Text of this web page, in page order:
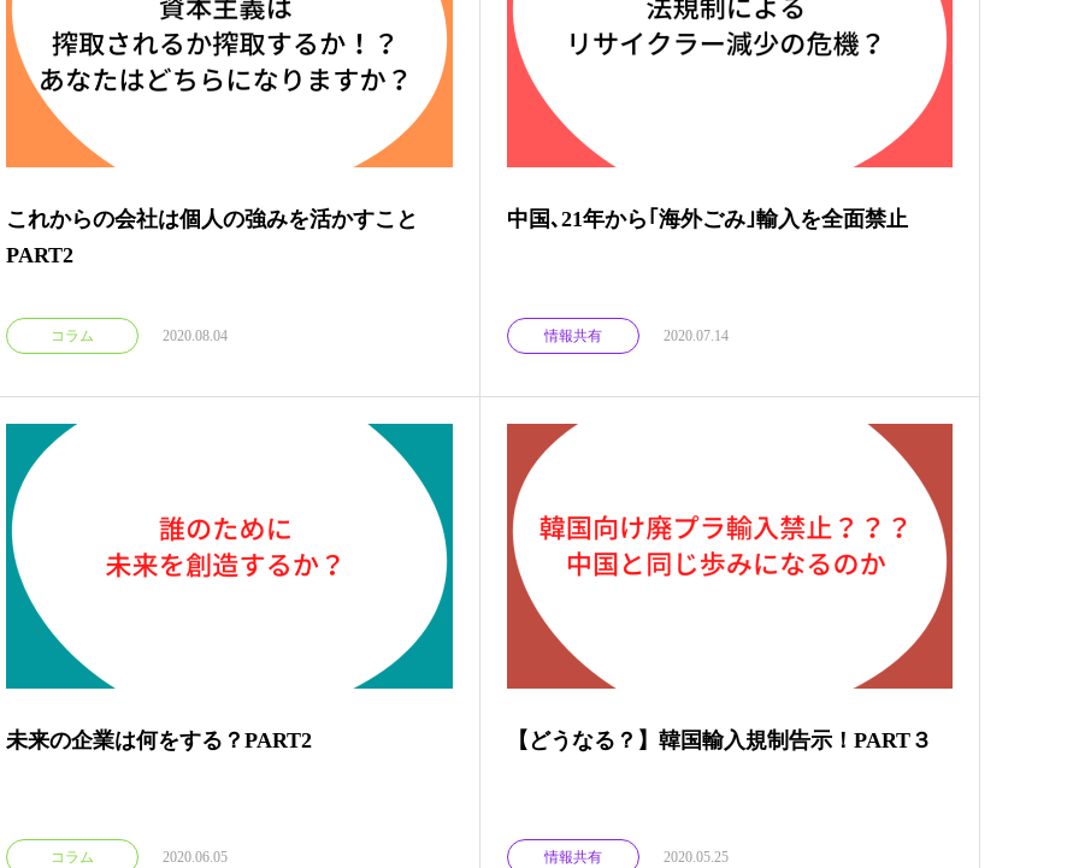
これからの会社は個人の強みを活かすこと
PART2
コラム 2020.08.04
中国､21年から｢海外ごみ｣輸入を全面禁止
情報共有 2020.07.14
未来の企業は何をする？PART2
コラム 2020.06.05
【どうなる？】韓国輸入規制告示！PART３
情報共有 2020.05.25